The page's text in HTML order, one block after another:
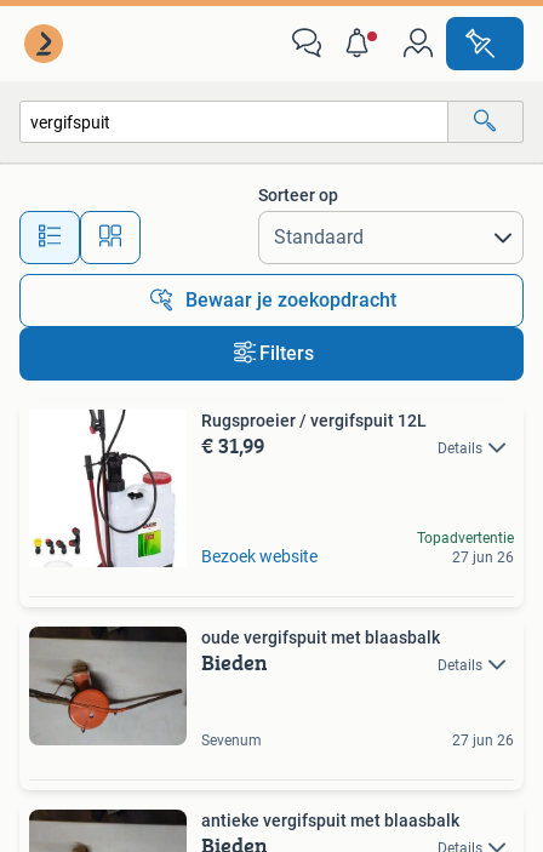
Alle afstanden…
Sorteer op
Bewaar je zoekopdracht
Filters
Rugsproeier / vergifspuit 12L
€ 31,99 Details
Bezoek website
Topadvertentie
27 jun 26
oude vergifspuit met blaasbalk
Bieden Details
Sevenum 27 jun 26
antieke vergifspuit met blaasbalk
Bieden Details